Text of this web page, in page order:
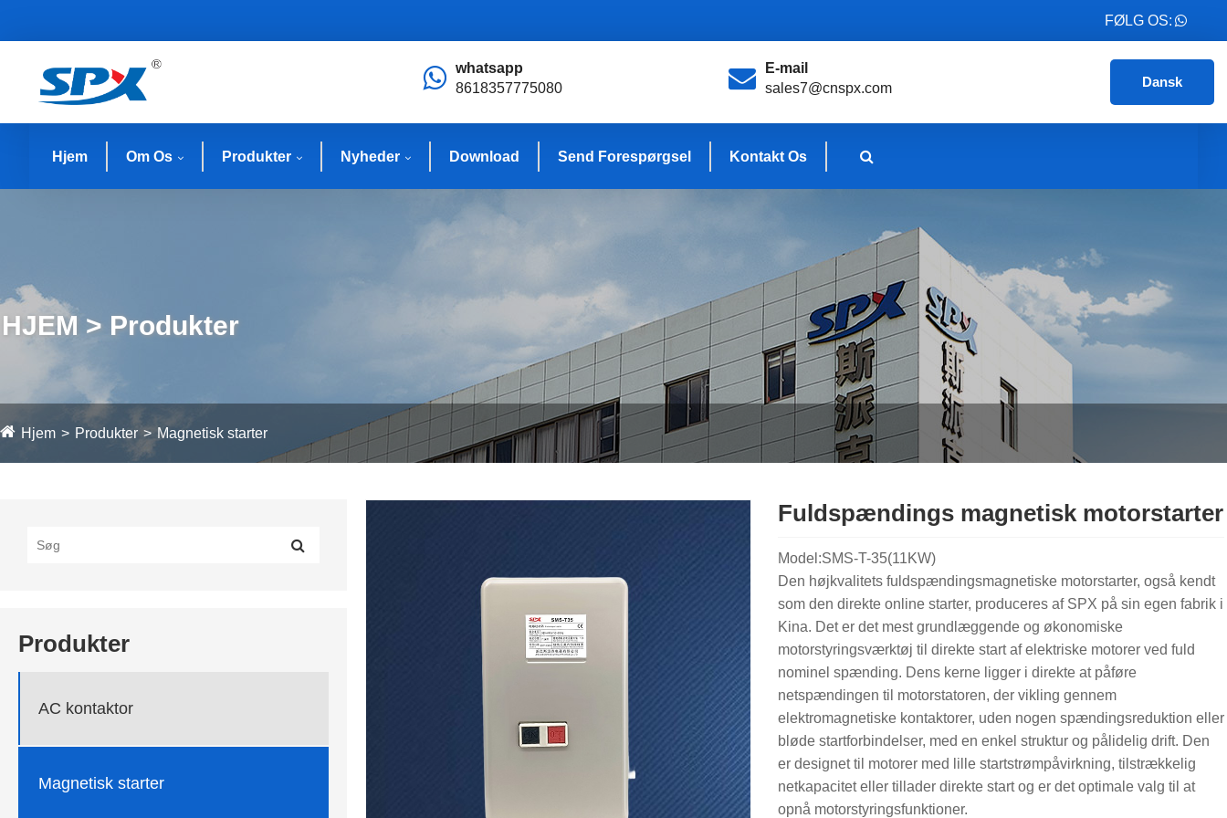
FØLG OS:
whatsapp
8618357775080
E-mail
sales7@cnspx.com
Dansk
Hjem Om Os Produkter Nyheder Download Send Forespørgsel Kontakt Os
HJEM > Produkter
Hjem Produkter Magnetisk starter
Produkter
AC kontaktor
Magnetisk starter
Fuldspændings magnetisk motorstarter
Model:SMS-T-35(11KW)
Den højkvalitets fuldspændingsmagnetiske motorstarter, også kendt
som den direkte online starter, produceres af SPX på sin egen fabrik i
Kina. Det er det mest grundlæggende og økonomiske
motorstyringsværktøj til direkte start af elektriske motorer ved fuld
nominel spænding. Dens kerne ligger i direkte at påføre
netspændingen til motorstatoren, der vikling gennem
elektromagnetiske kontaktorer, uden nogen spændingsreduktion eller
bløde startforbindelser, med en enkel struktur og pålidelig drift. Den
er designet til motorer med lille startstrømpåvirkning, tilstrækkelig
netkapacitet eller tillader direkte start og er det optimale valg til at
opnå motorstyringsfunktioner.